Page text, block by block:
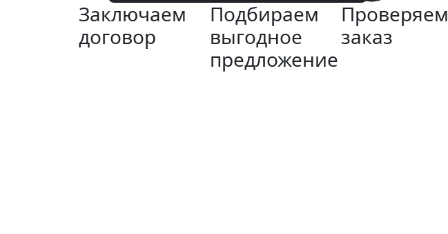
Заключаем
договор
Подбираем
выгодное
предложение
Проверяем
заказ